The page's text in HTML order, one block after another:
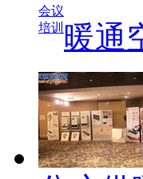
会议
培训 暖通